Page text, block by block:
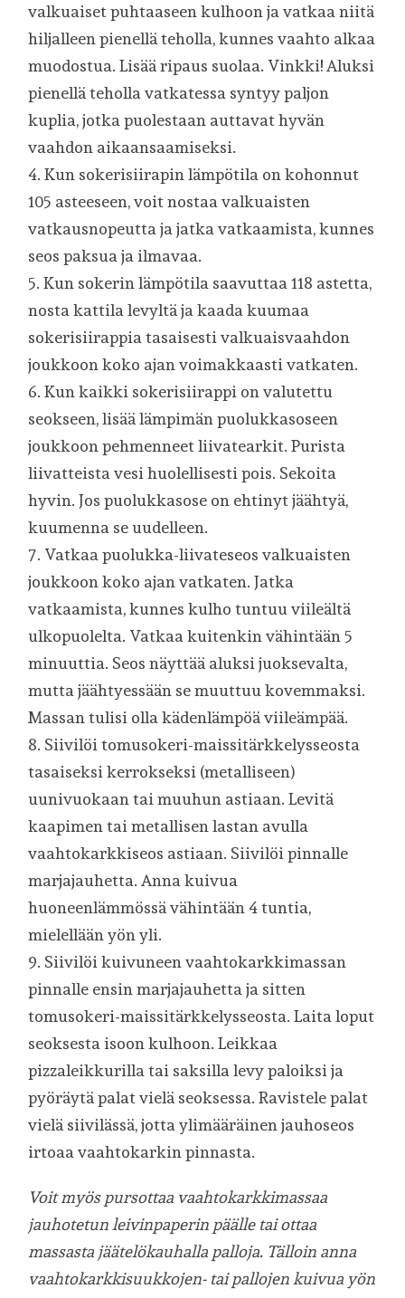
valkuaiset puhtaaseen kulhoon ja vatkaa niitä
hiljalleen pienellä teholla, kunnes vaahto alkaa
muodostua. Lisää ripaus suolaa. Vinkki! Aluksi
pienellä teholla vatkatessa syntyy paljon
kuplia, jotka puolestaan auttavat hyvän
vaahdon aikaansaamiseksi.
4. Kun sokerisiirapin lämpötila on kohonnut
105 asteeseen, voit nostaa valkuaisten
vatkausnopeutta ja jatka vatkaamista, kunnes
seos paksua ja ilmavaa.
5. Kun sokerin lämpötila saavuttaa 118 astetta,
nosta kattila levyltä ja kaada kuumaa
sokerisiirappia tasaisesti valkuaisvaahdon
joukkoon koko ajan voimakkaasti vatkaten.
6. Kun kaikki sokerisiirappi on valutettu
seokseen, lisää lämpimän puolukkasoseen
joukkoon pehmenneet liivatearkit. Purista
liivatteista vesi huolellisesti pois. Sekoita
hyvin. Jos puolukkasose on ehtinyt jäähtyä,
kuumenna se uudelleen.
7. Vatkaa puolukka-liivateseos valkuaisten
joukkoon koko ajan vatkaten. Jatka
vatkaamista, kunnes kulho tuntuu viileältä
ulkopuolelta. Vatkaa kuitenkin vähintään 5
minuuttia. Seos näyttää aluksi juoksevalta,
mutta jäähtyessään se muuttuu kovemmaksi.
Massan tulisi olla kädenlämpöä viileämpää.
8. Siivilöi tomusokeri-maissitärkkelysseosta
tasaiseksi kerrokseksi (metalliseen)
uunivuokaan tai muuhun astiaan. Levitä
kaapimen tai metallisen lastan avulla
vaahtokarkkiseos astiaan. Siivilöi pinnalle
marjajauhetta. Anna kuivua
huoneenlämmössä vähintään 4 tuntia,
mielellään yön yli.
9. Siivilöi kuivuneen vaahtokarkkimassan
pinnalle ensin marjajauhetta ja sitten
tomusokeri-maissitärkkelysseosta. Laita loput
seoksesta isoon kulhoon. Leikkaa
pizzaleikkurilla tai saksilla levy paloiksi ja
pyöräytä palat vielä seoksessa. Ravistele palat
vielä siivilässä, jotta ylimääräinen jauhoseos
irtoaa vaahtokarkin pinnasta.
Voit myös pursottaa vaahtokarkkimassaa
jauhotetun leivinpaperin päälle tai ottaa
massasta jäätelökauhalla palloja. Tälloin anna
vaahtokarkkisuukkojen- tai pallojen kuivua yön